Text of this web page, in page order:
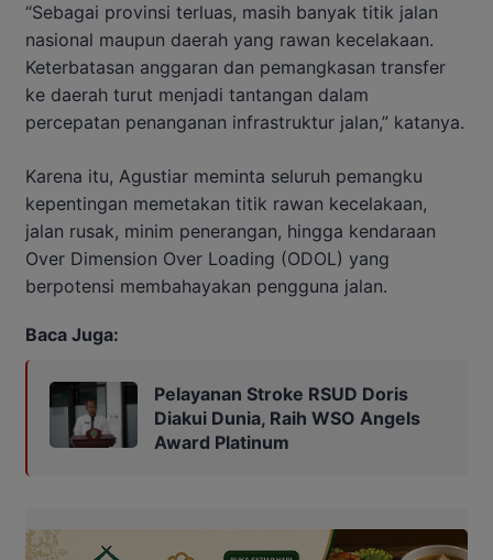
“Sebagai provinsi terluas, masih banyak titik jalan
nasional maupun daerah yang rawan kecelakaan.
Keterbatasan anggaran dan pemangkasan transfer
ke daerah turut menjadi tantangan dalam
percepatan penanganan infrastruktur jalan,” katanya.
Karena itu, Agustiar meminta seluruh pemangku
kepentingan memetakan titik rawan kecelakaan,
jalan rusak, minim penerangan, hingga kendaraan
Over Dimension Over Loading (ODOL) yang
berpotensi membahayakan pengguna jalan.
Baca Juga:
Pelayanan Stroke RSUD Doris
Diakui Dunia, Raih WSO Angels
Award Platinum